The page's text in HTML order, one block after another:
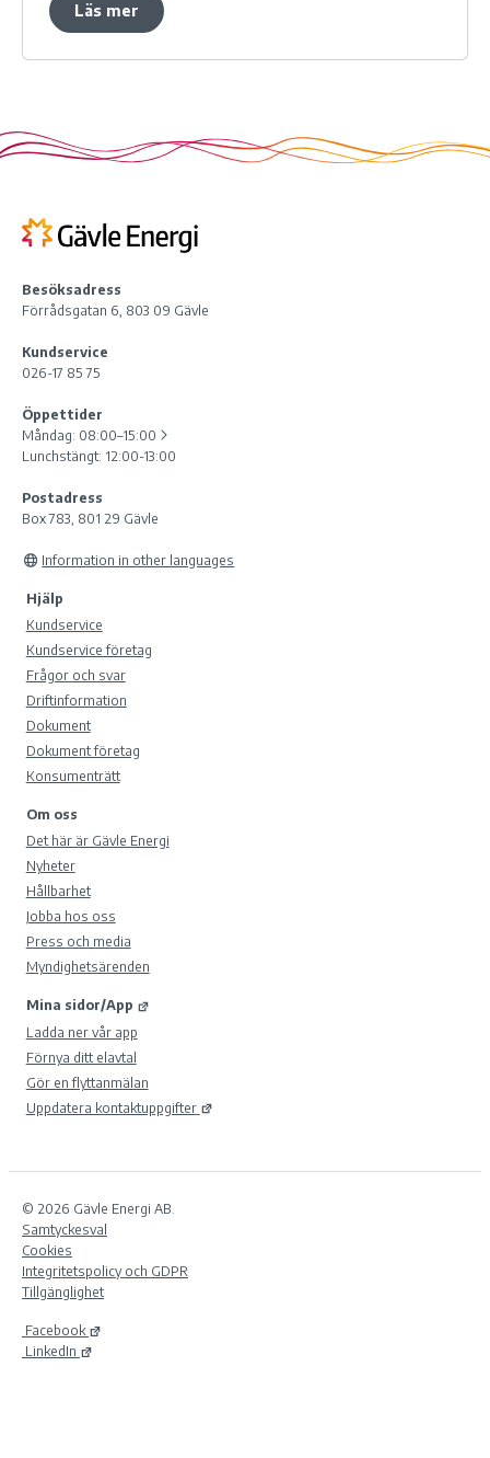
Läs mer
Besöksadress
Förrådsgatan 6, 803 09 Gävle
Kundservice
026-17 85 75
Öppettider
Måndag: 08:00–15:00
Lunchstängt: 12:00-13:00
Postadress
Box 783, 801 29 Gävle
Information in other languages
Hjälp
Kundservice
Kundservice företag
Frågor och svar
Driftinformation
Dokument
Dokument företag
Konsumenträtt
Om oss
Det här är Gävle Energi
Nyheter
Hållbarhet
Jobba hos oss
Press och media
Myndighetsärenden
Mina sidor/App
Ladda ner vår app
Förnya ditt elavtal
Gör en flyttanmälan
Uppdatera kontaktuppgifter
© 2026 Gävle Energi AB.
Samtyckesval
Cookies
Integritetspolicy och GDPR
Tillgänglighet
Facebook
LinkedIn